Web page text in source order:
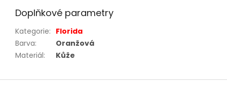
Doplňkové parametry
Kategorie: Florida
Barva:
Oranžová
Materiál: Kůže
Z